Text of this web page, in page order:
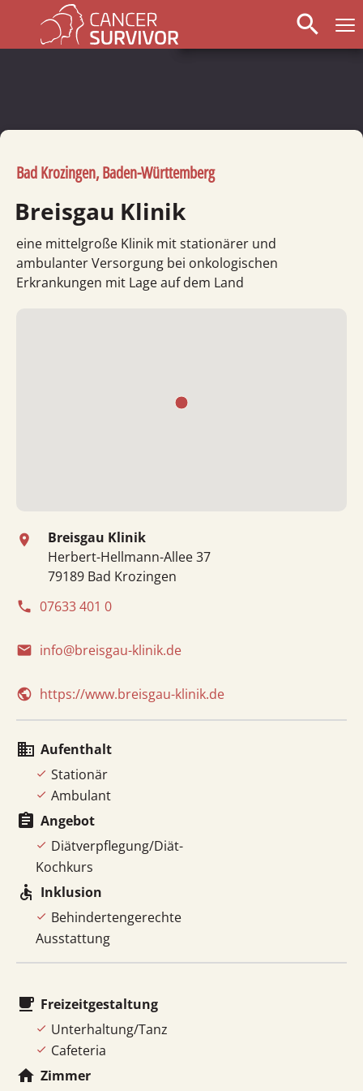
search
Bad Krozingen, Baden-Württemberg
Breisgau Klinik
eine mittelgroße Klinik mit stationärer und
ambulanter Versorgung bei onkologischen
Erkrankungen mit Lage auf dem Land
place
Breisgau Klinik
Herbert-Hellmann-Allee 37
79189 Bad Krozingen
phone 07633 401 0
email info@breisgau-klinik.de
public https://www.breisgau-klinik.de
business Aufenthalt
Stationär
Ambulant
assignment Angebot
Diätverpflegung/Diät-
Kochkurs
accessible Inklusion
Behindertengerechte
Ausstattung
local_cafe Freizeitgestaltung
Unterhaltung/Tanz
Cafeteria
home Zimmer